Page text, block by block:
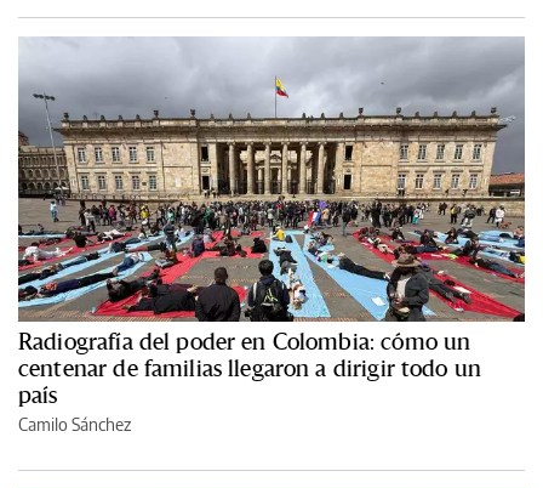
Radiografía del poder en Colombia: cómo un
centenar de familias llegaron a dirigir todo un
país
Camilo Sánchez